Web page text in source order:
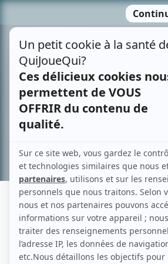
contenu
JEAN-CLAUDE LABELLE
Liens
Fiche de Jean-Claude Labelle sur Showbizz.net